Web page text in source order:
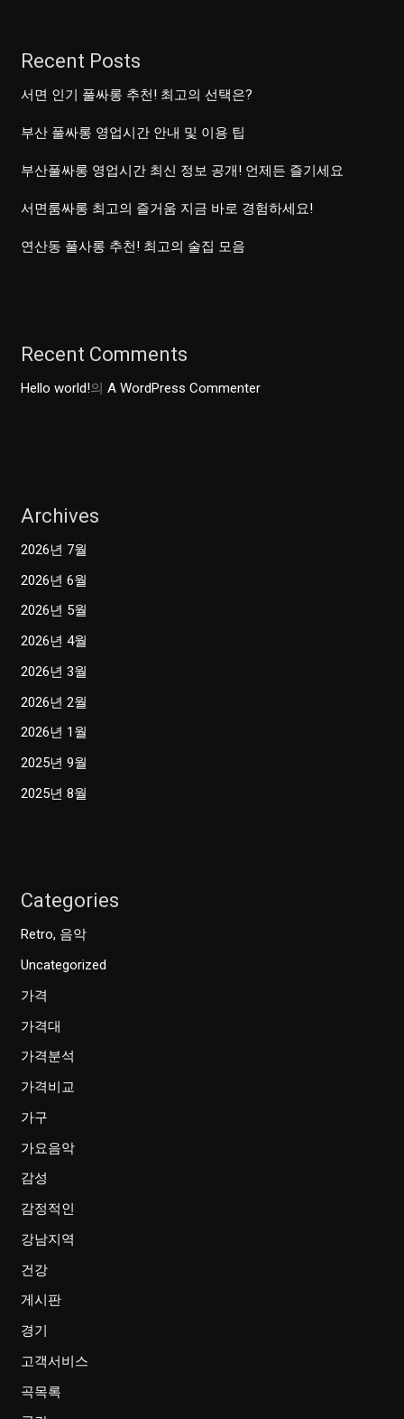
Recent Posts
서면 인기 풀싸롱 추천! 최고의 선택은?
부산 풀싸롱 영업시간 안내 및 이용 팁
부산풀싸롱 영업시간 최신 정보 공개! 언제든 즐기세요
서면룸싸롱 최고의 즐거움 지금 바로 경험하세요!
연산동 풀사롱 추천! 최고의 술집 모음
Recent Comments
Hello world!의A WordPress Commenter
Archives
2026년 7월
2026년 6월
2026년 5월
2026년 4월
2026년 3월
2026년 2월
2026년 1월
2025년 9월
2025년 8월
Categories
Retro, 음악
Uncategorized
가격
가격대
가격분석
가격비교
가구
가요음악
감성
감정적인
강남지역
건강
게시판
경기
고객서비스
곡목록